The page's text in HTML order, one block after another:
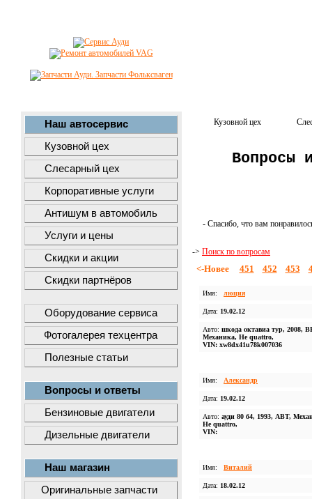
Наш автосервис
Кузовной цех
Слесарный цех
Корпоративные услуги
Антишум в автомобиль
Услуги и цены
Скидки и акции
Скидки партнёров
Оборудование сервиса
Фотогалерея техцентра
Полезные статьи
Вопросы и ответы
Бензиновые двигатели
Дизельные двигатели
Наш магазин
Оригинальные запчасти
Кузовной цех
Вопросы
- Спасибо, что вам
-> Поиск по вопросам
<-Новее 451 452 453
Имя: люция
Дата: 19.02.12
Авто: шкода октавиа тур, 2008,
Механика, Не quattro,
VIN: xw8dx41u78k007036
Имя: Александр
Дата: 19.02.12
Авто: ауди 80 б4, 1993, АВТ,
Не quattro,
VIN:
Имя: Виталий
Дата: 18.02.12